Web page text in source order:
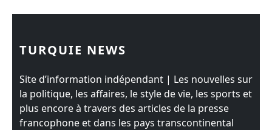
TURQUIE NEWS
Site d’information indépendant | Les nouvelles sur
la politique, les affaires, le style de vie, les sports et
plus encore à travers des articles de la presse
francophone et dans les pays transcontinental